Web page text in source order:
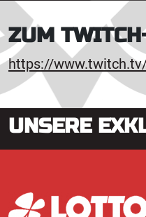
ZUM
https://
UNSERE